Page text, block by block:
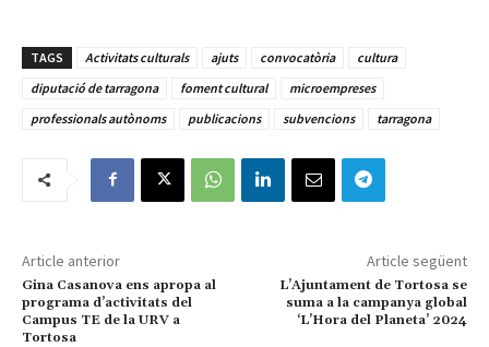
TAGS Activitats culturals ajuts convocatòria
cultura
diputació de tarragona
foment cultural
microempreses
professionals autònoms
publicacions subvencions tarragona
Article anterior
Gina Casanova ens apropa al
programa d’activitats del
Campus TE de la URV a
Tortosa
Article següent
L’Ajuntament de Tortosa se
suma a la campanya global
‘L’Hora del Planeta’ 2024